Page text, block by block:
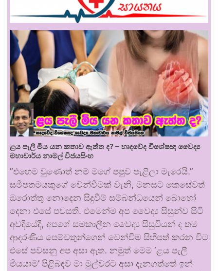
ළය පැලී මිය යන කතාව ඇත්ත ද? – හෘදවේද විශේෂඥ වෛද්‍ය
මහාචාර්ය නාමල් විජයසිංහ
​”එහෙම වුණොත් නම් මගේ පපුව පැළිලා මැරෙයි.”
සමීපතමයකුගේ වෙන්වීමක් වැනි, මනසට කෙසේවත්
ඔරොත්තු නොදෙන සිදුවීම් සම්බන්ධයෙන් බොහෝ
දෙනා එසේ පවසති. එමෙන්ම අප වෛද්‍ය සිසුන්ව සිටි
අවදියේදී, අපගේ සමකාලීන වෛද්‍ය සිසුවියන් ද තම
ආදරණීය පෙම්වතුන්ගෙන් වෙන්වීම සිහිපත් කරන විට
එසේ පවසනු අප අසා ඇත. ​නමුත් මෙම ‘ළය පැලී
මියයාම’ පිළිබඳව මා මුල්වරට අසා දැනගත්තේ ඉන්